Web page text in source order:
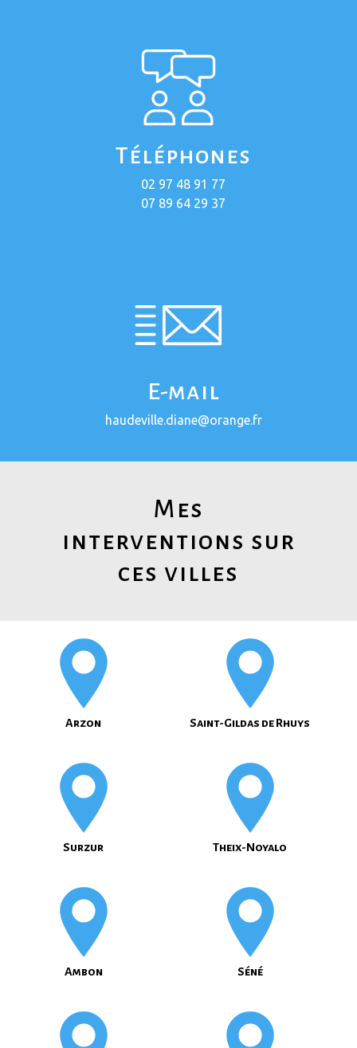
Téléphones
02 97 48 91 77
07 89 64 29 37
E-mail
haudeville.diane@orange.fr
Mes
interventions sur
ces villes
Arzon Saint-Gildas de Rhuys
Surzur Theix-Noyalo
Ambon Séné